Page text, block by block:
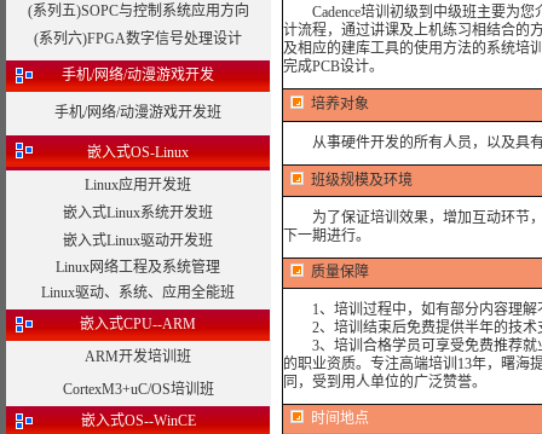
(系列五)SOPC与控制系统应用方向
(系列六)FPGA数字信号处理设计
手机/网络/动漫游戏开发
手机/网络/动漫游戏开发班
嵌入式OS-Linux
Linux应用开发班
嵌入式Linux系统开发班
嵌入式Linux驱动开发班
Linux网络工程及系统管理
Linux驱动、系统、应用全能班
嵌入式CPU--ARM
ARM开发培训班
CortexM3+uC/OS培训班
嵌入式OS--WinCE
Cadence培训初级到中级班主要为您
计流程，通过讲课及上机练习相结合的
及相应的建库工具的使用方法的系统培
完成PCB设计。
培养对象
从事硬件开发的所有人员，以及具有
班级规模及环境
为了保证培训效果，增加互动环节，
下一期进行。
质量保障
1、培训过程中，如有部分内容理解
2、培训结束后免费提供半年的技术
3、培训合格学员可享受免费推荐就
的职业资质。专注高端培训13年，曙海
同，受到用人单位的广泛赞誉。
时间地点